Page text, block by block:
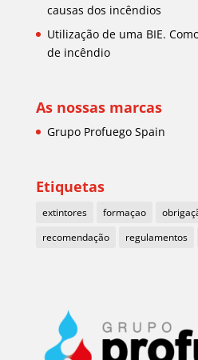
causas dos incêndios
Utilização de uma BIE.
de incêndio
As nossas marcas
Grupo Profuego Spain
Etiquetas
extintores formaçao
recomendação
regulamentos